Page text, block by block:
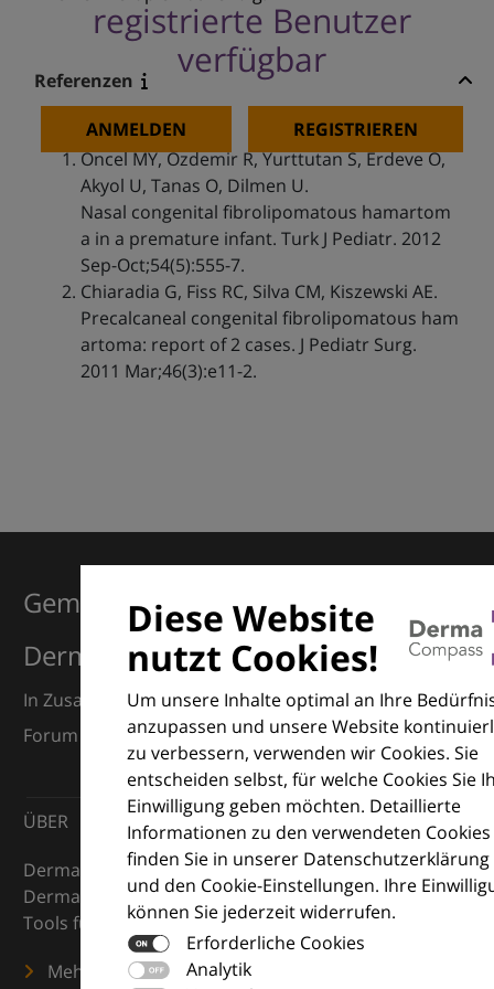
registrierte Benutzer
verfügbar
ANMELDEN REGISTRIEREN
Referenzen
Oncel MY, Ozdemir R, Yurttutan S, Erdeve O,
Akyol U, Tanas O, Dilmen U.
Nasal congenital fibrolipomatous hamartom
a in a premature infant. Turk J Pediatr. 2012
Sep-Oct;54(5):555-7.
Chiaradia G, Fiss RC, Silva CM, Kiszewski AE.
Precalcaneal congenital fibrolipomatous ham
artoma: report of 2 cases. J Pediatr Surg.
2011 Mar;46(3):e11-2.
Diese Website
nutzt Cookies!
Um unsere Inhalte optimal an Ihre
anzupassen und unsere Website
zu verbessern, verwenden wir Cookies. Sie
entscheiden selbst, für welche Cookies Sie
Einwilligung geben möchten. Detaillierte
Informationen zu den verwendeten Cookies
finden Sie in unserer Datenschutzerklärung
und den Cookie-Einstellungen. Ihre
können Sie jederzeit widerrufen.
Erforderliche Cookies
Analytik
Gemeinsam für Exzellenz in der
Dermatologie
In Zusammenarbeit mit dem European Dermatology
Forum (EDF) und Euroderm Excellence
ÜBER
DermaCompass ist Ihr digitaler Kompass für die
Dermatologie – mit Wissen, Bildern und praktischen
Tools für den klinischen Alltag.
Mehr erfahren